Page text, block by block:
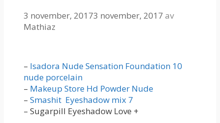
3 november, 20173 november, 2017 av
Mathiaz
– Isadora Nude Sensation Foundation 10
nude porcelain
– Makeup Store Hd Powder Nude
– Smashit Eyeshadow mix 7
– Sugarpill Eyeshadow Love +